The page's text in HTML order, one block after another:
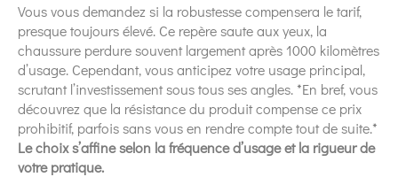
Vous vous demandez si la robustesse compensera le tarif,
presque toujours élevé. Ce repère saute aux yeux, la
chaussure perdure souvent largement après 1000 kilomètres
d’usage. Cependant, vous anticipez votre usage principal,
scrutant l’investissement sous tous ses angles. *En bref, vous
découvrez que la résistance du produit compense ce prix
prohibitif, parfois sans vous en rendre compte tout de suite.*
Le choix s’affine selon la fréquence d’usage et la rigueur de
votre pratique.